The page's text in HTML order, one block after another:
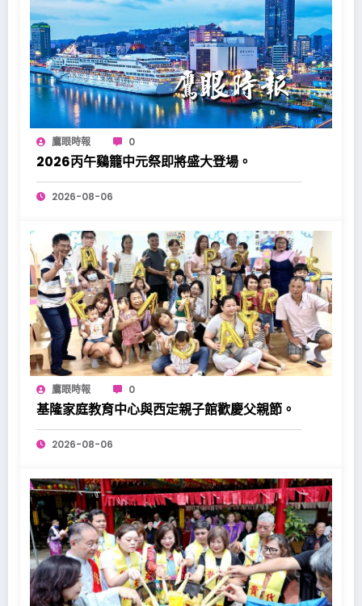
鷹眼時報 0
2026丙午鷄籠中元祭即將盛大登場。
2026-08-06
鷹眼時報 0
基隆家庭教育中心與西定親子館歡慶父親節。
2026-08-06